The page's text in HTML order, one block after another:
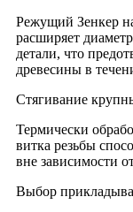
Режущий Зенкер
расширяет
детали, что
древесины в
Стягивание
Термически
витка резьбы
вне зависимости
Выбор